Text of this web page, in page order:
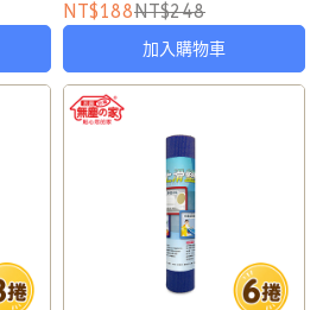
NT$188NT$248
加入購物車